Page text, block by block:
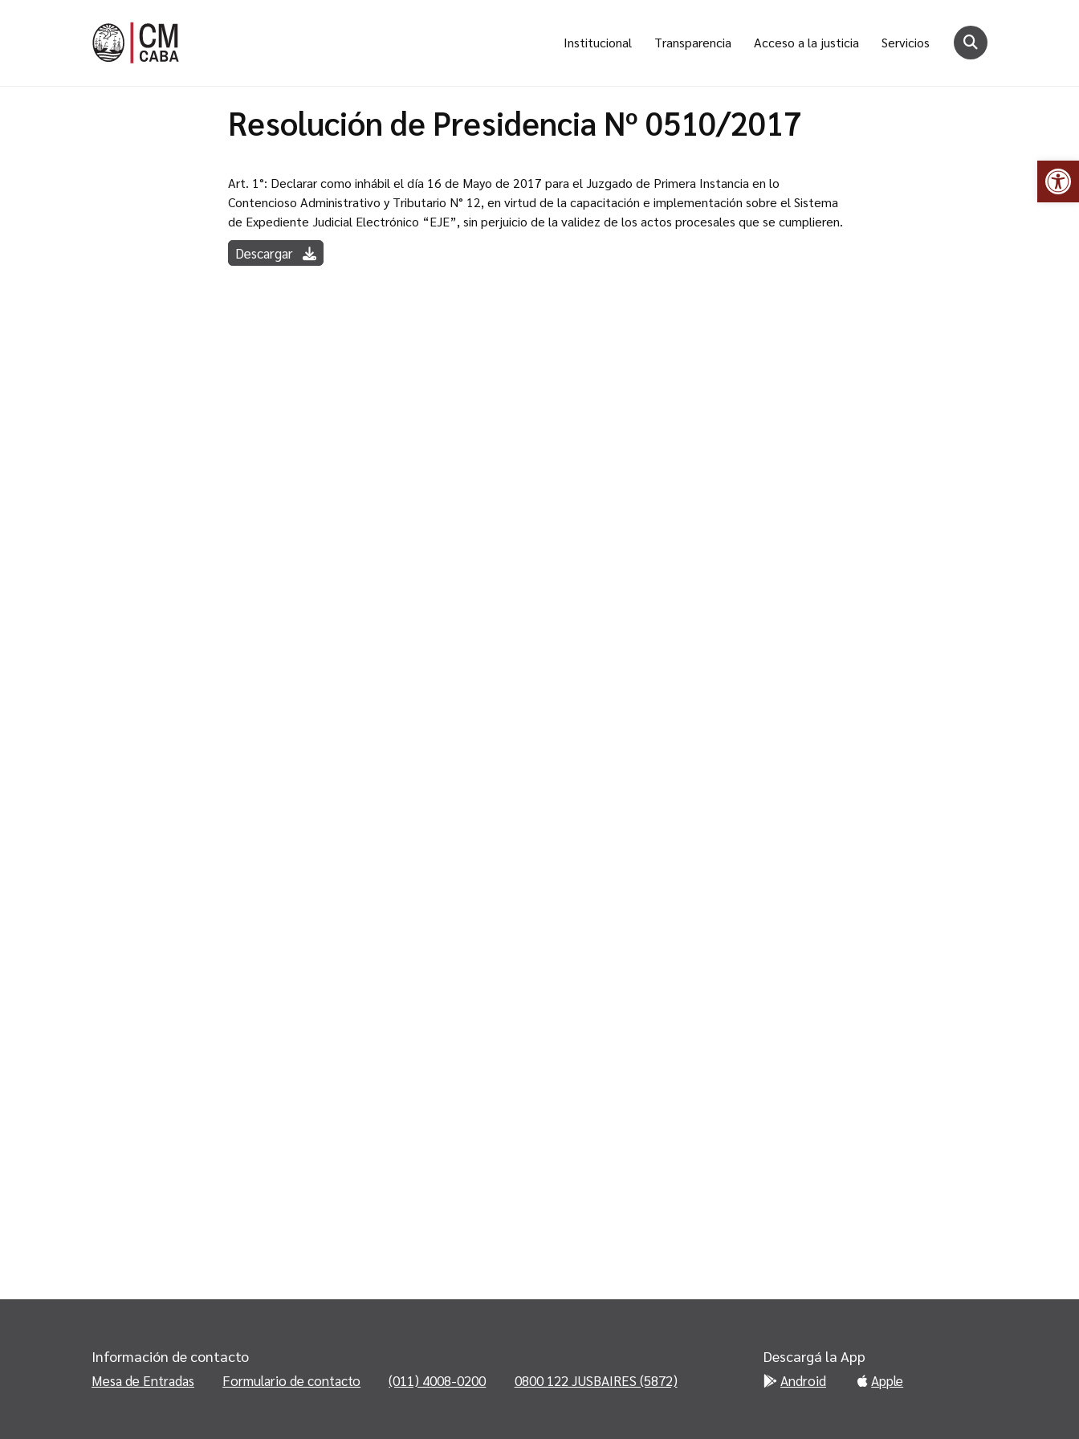
Institucional Transparencia Acceso a la justicia Servicios
Resolución de Presidencia Nº 0510/2017
Art. 1°: Declarar como inhábil el día 16 de Mayo de 2017 para el Juzgado de Primera Instancia en lo
Contencioso Administrativo y Tributario N° 12, en virtud de la capacitación e implementación sobre el Sistema
de Expediente Judicial Electrónico “EJE”, sin perjuicio de la validez de los actos procesales que se cumplieren.
Descargar
Información de contacto
Mesa de Entradas Formulario de contacto (011) 4008-0200 0800 122 JUSBAIRES (5872)
Descargá la App
Android Apple